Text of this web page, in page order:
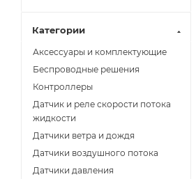
Категории
Аксессуары и комплектующие
Беспроводные решения
Контроллеры
Датчик и реле скорости потока
жидкости
Датчики ветра и дождя
Датчики воздушного потока
Датчики давления